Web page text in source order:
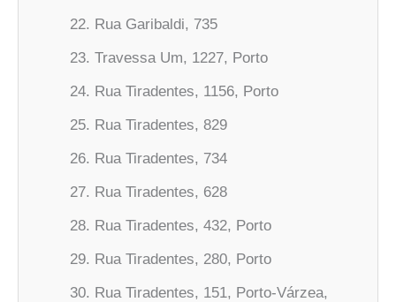
Rua Garibaldi, 735
Travessa Um, 1227, Porto
Rua Tiradentes, 1156, Porto
Rua Tiradentes, 829
Rua Tiradentes, 734
Rua Tiradentes, 628
Rua Tiradentes, 432, Porto
Rua Tiradentes, 280, Porto
Rua Tiradentes, 151, Porto-Várzea,